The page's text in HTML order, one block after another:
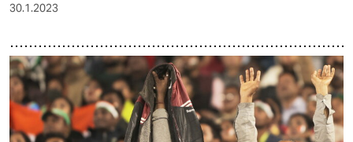
30.1.2023